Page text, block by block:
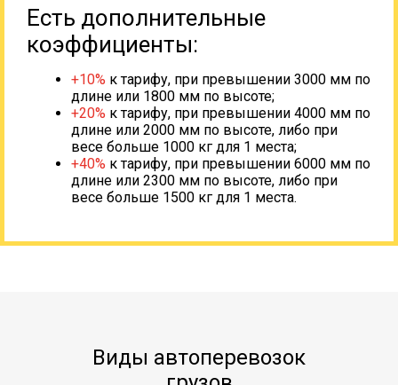
Есть дополнительные
коэффициенты:
+10% к тарифу, при превышении 3000 мм по
длине или 1800 мм по высоте;
+20% к тарифу, при превышении 4000 мм по
длине или 2000 мм по высоте, либо при
весе больше 1000 кг для 1 места;
+40% к тарифу, при превышении 6000 мм по
длине или 2300 мм по высоте, либо при
весе больше 1500 кг для 1 места.
Виды автоперевозок